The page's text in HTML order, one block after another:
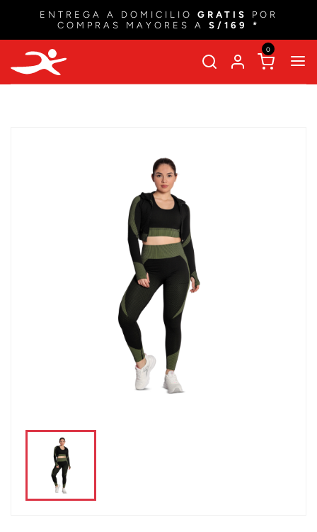
ENTREGA A DOMICILIO GRATIS
POR
COMPRAS MAYORES A S/169 *
0